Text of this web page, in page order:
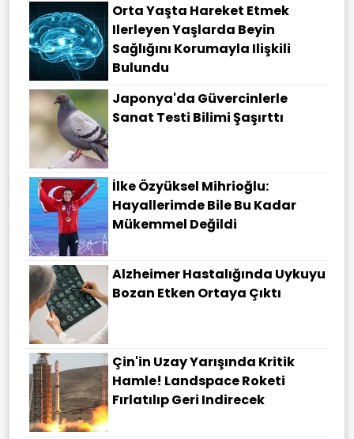
Orta Yaşta Hareket Etmek
Ilerleyen Yaşlarda Beyin
Sağlığını Korumayla Ilişkili
Bulundu
Japonya'da Güvercinlerle
Sanat Testi Bilimi Şaşırttı
İlke Özyüksel Mihrioğlu:
Hayallerimde Bile Bu Kadar
Mükemmel Değildi
Alzheimer Hastalığında Uykuyu
Bozan Etken Ortaya Çıktı
Çin'in Uzay Yarışında Kritik
Hamle! Landspace Roketi
Fırlatılıp Geri Indirecek